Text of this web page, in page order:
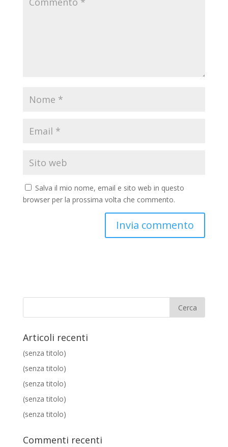
Salva il mio nome, email e sito web in questo
browser per la prossima volta che commento.
Articoli recenti
(senza titolo)
(senza titolo)
(senza titolo)
(senza titolo)
(senza titolo)
Commenti recenti